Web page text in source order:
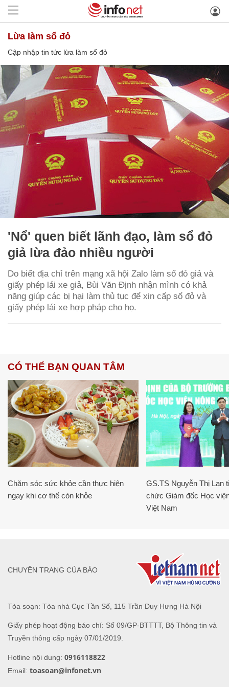
lừa làm sổ đỏ
Cập nhập tin tức lừa làm sổ đỏ
'Nổ' quen biết lãnh đạo, làm sổ đỏ
giả lừa đảo nhiều người
Do biết địa chỉ trên mạng xã hội Zalo làm sổ đỏ giả và
giấy phép lái xe giả, Bùi Văn Định nhận mình có khả
năng giúp các bị hại làm thủ tục để xin cấp sổ đỏ và
giấy phép lái xe hợp pháp cho họ.
CÓ THỂ BẠN QUAN TÂM
Chăm sóc sức khỏe cần thực hiện
ngay khi cơ thể còn khỏe
GS.TS Nguyễn Thị Lan
chức Giám đốc Học
Việt Nam
Tòa soạn: Tòa nhà Cục Tần Số, 115 Trần Duy Hưng Hà Nội
Giấy phép hoạt động báo chí: Số 09/GP-BTTTT, Bộ Thông tin và
Truyền thông cấp ngày 07/01/2019.
Hotline nội dung: 0916118822
Email: toasoan@infonet.vn
CHUYÊN TRANG CỦA BÁO